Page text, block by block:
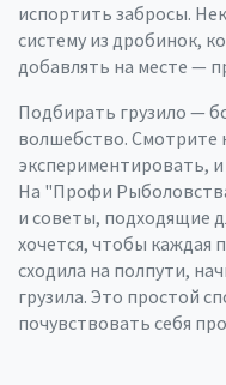
испортить забросы.
систему из дробинок,
добавлять на месте —
Подбирать грузило —
волшебство. Смотрите
экспериментировать,
На "Профи
и советы, подходящие
хочется, чтобы каждая
сходила на полпути,
грузила. Это простой
почувствовать себя